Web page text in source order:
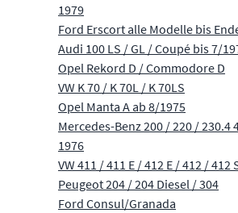
1979
Ford Erscort alle Modelle bis
Audi 100 LS / GL / Coupé bis 7/
Opel Rekord D / Commodore D
VW K 70 / K 70L / K 70LS
Opel Manta A ab 8/1975
Mercedes-Benz 200 / 220 / 230.4
1976
VW 411 / 411 E / 412 E / 412 / 412
Peugeot 204 / 204 Diesel / 304
Ford Consul/Granada